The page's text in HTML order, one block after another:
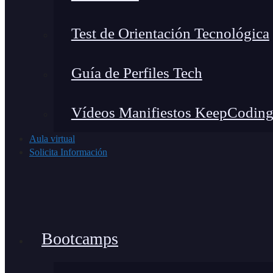
Test de Orientación Tecnológica
Guía de Perfiles Tech
Vídeos Manifiestos KeepCoding
Aula virtual
Solicita Información
Bootcamps